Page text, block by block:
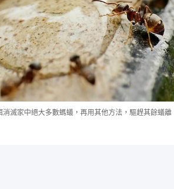
滅家中絕大多數螞蟻，再用其他方法，驅趕其餘蟻離